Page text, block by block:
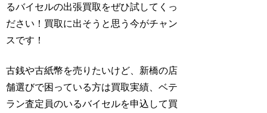
るバイセルの出張買取をぜひ試してくっ
ださい！買取に出そうと思う今がチャン
スです！
古銭や古紙幣を売りたいけど、新橋の店
舗選びで困っている方は買取実績、ベテ
ラン査定員のいるバイセルを申込して買